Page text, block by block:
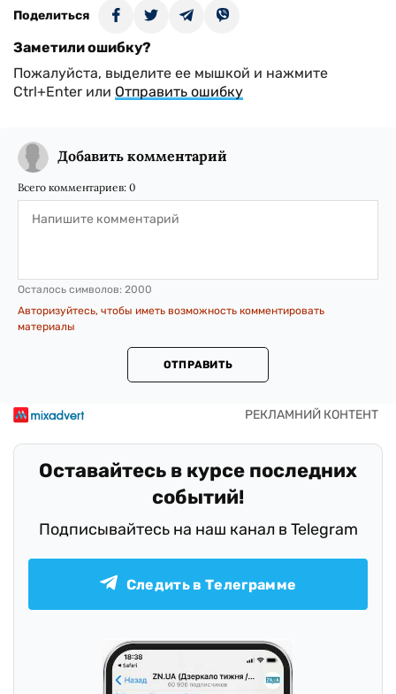
Поделиться
Заметили ошибку?
Пожалуйста, выделите ее мышкой и нажмите
Ctrl+Enter или Отправить ошибку
Добавить комментарий
Всего комментариев: 0
Осталось символов: 2000
Авторизуйтесь, чтобы иметь возможность комментировать
материалы
ОТПРАВИТЬ
Оставайтесь в курсе последних
событий!
Подписывайтесь на наш канал в Telegram
Следить в Телеграмме